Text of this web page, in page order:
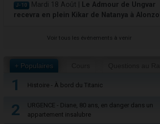
J-10 Mardi 18 Août |
Le Admour de Ungvar
recevra en plein Kikar de Natanya à
Voir tous les événements à venir
+ Populaires
1 Histoire - À bord du Titanic
2
URGENCE - Diane, 80 ans, en danger dans un
appartement insalubre